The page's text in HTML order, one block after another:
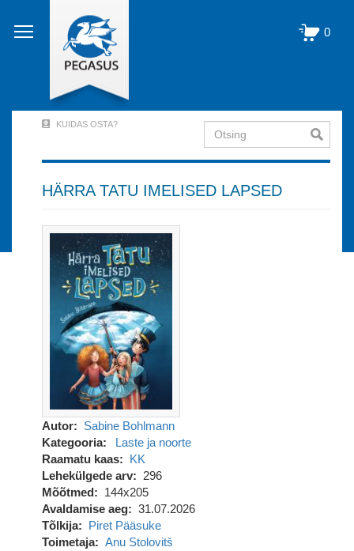
edasi
põhisisu
0
Account
Menu
out)
KUIDAS OSTA? Otsing
HÄRRA TATU IMELISED LAPSED
Autor
Sabine Bohlmann
Kategooria
Laste ja noorte
Raamatu kaas
KK
Lehekülgede arv
296
Mõõtmed
144x205
Avaldamise aeg
31.07.2026
Tõlkija
Piret Pääsuke
Toimetaja
Anu Stolovitš